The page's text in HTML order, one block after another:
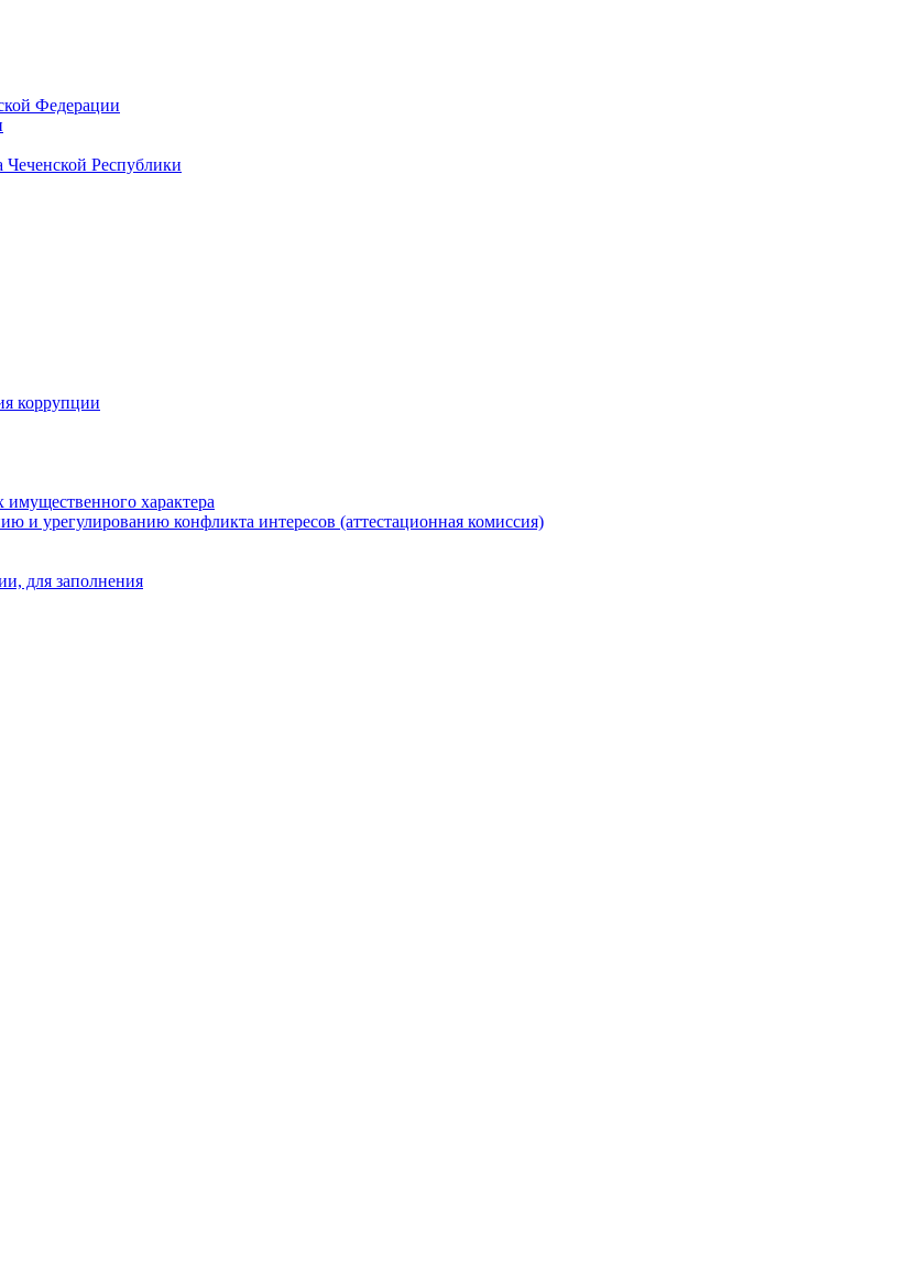
Федерации
Республики
коррупции
имущественного характера
и урегулированию конфликта интересов (аттестационная комиссия)
для заполнения